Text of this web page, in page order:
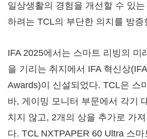
일상생활의 경험을 개선할 수 있
하려는 TCL의 부단한 의지를 방증
IFA 2025에서는 스마트 리빙의 미
을 기리는 취지에서 IFA 혁신상
Awards)이 신설되었다. TCL은 스
바, 게이밍 모니터 부문에서 각기
치지 않고, 2개의 상을 추가로 가
다. TCL NXTPAPER 60 Ultra 스마